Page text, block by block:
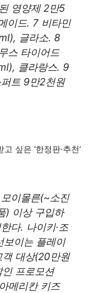
영양제 2만5
이드. 7 비타민
글라소. 8
스 타이어드
클라랑스. 9
트 9만2천원
싶은 ‘한정판·추천’
이몰른(~소진
) 이상 구입하
다. 나이키·조
보이는 플레이
대상(20만원
인 프로모션
메리칸 키즈